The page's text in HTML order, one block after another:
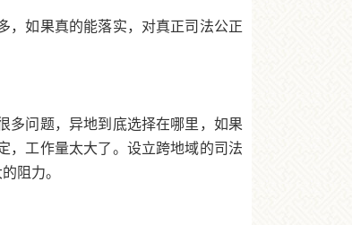
，如果真的能落实，对真正司法公正
多问题，异地到底选择在哪里，如果
，工作量太大了。设立跨地域的司法
阻力。